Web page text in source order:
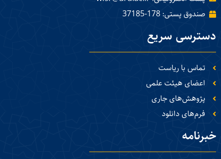
صندوق پستی: 178-37185
دسترسی سریع
تماس با ریاست
اعضای هیئت علمی
پژوهش‌های جاری
فرم‌های دانلود
خبرنامه